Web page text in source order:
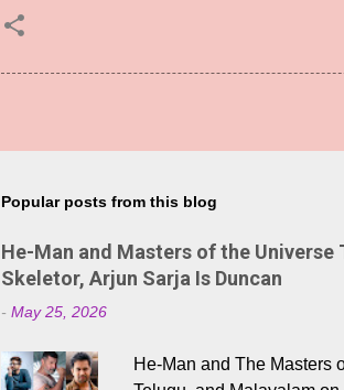
Popular posts from this blog
He-Man and Masters of the Universe
Skeletor, Arjun Sarja Is Duncan
- May 25, 2026
He-Man and The Masters